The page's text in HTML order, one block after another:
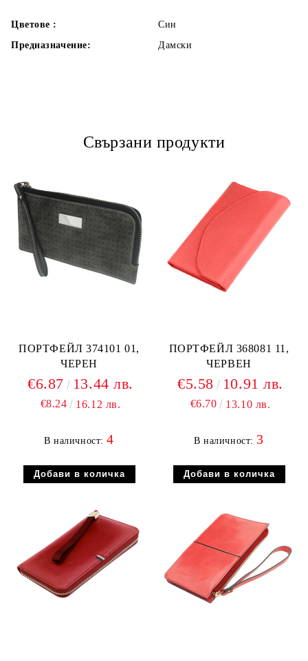
Цветове :
Син
Предназначение:
Дамски
Свързани продукти
ПОРТФЕЙЛ 374101 01,
ЧЕРЕН
€6.87 13.44 лв.
€8.24 16.12 лв.
В наличност:4
ПОРТФЕЙЛ 368081 11,
ЧЕРВЕН
€5.58 10.91 лв.
€6.70 13.10 лв.
В наличност: 3